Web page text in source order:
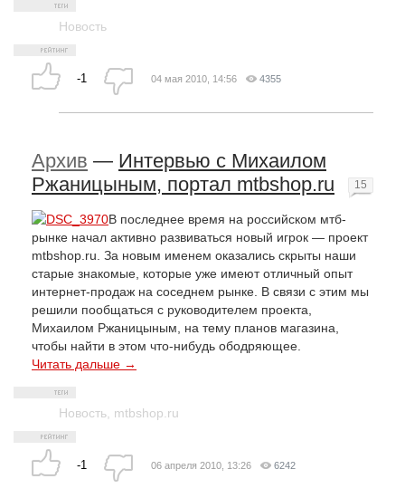
Новость
-1 04 мая 2010, 14:56 4355
Архив — Интервью с Михаилом
Ржаницыным, портал mtbshop.ru
В последнее время на российском мтб-
рынке начал активно развиваться новый игрок — проект
mtbshop.ru. За новым именем оказались скрыты наши
старые знакомые, которые уже имеют отличный опыт
интернет-продаж на соседнем рынке. В связи с этим мы
решили пообщаться с руководителем проекта,
Михаилом Ржаницыным, на тему планов магазина,
чтобы найти в этом что-нибудь ободряющее.
Читать дальше →
Новость mtbshop.ru
-1
15
06 апреля 2010, 13:26 6242